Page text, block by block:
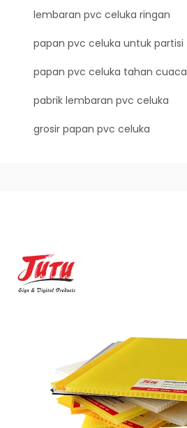
lembaran pvc celuka ringan
papan pvc celuka untuk partisi
papan pvc celuka tahan cuaca
pabrik lembaran pvc celuka
grosir papan pvc celuka